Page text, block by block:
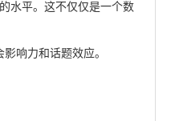
水平。这不仅仅是一个数
响力和话题效应。